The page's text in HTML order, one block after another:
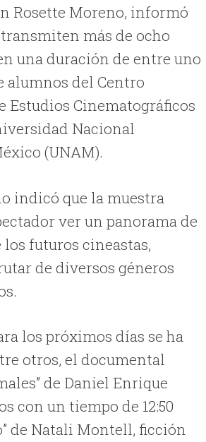
Rosette Moreno, informó
más de ocho
una duración de entre uno
alumnos del Centro
Estudios Cinematográficos
Nacional
(UNAM).
indicó que la muestra
ver un panorama de
futuros cineastas,
de diversos géneros
los próximos días se ha
otros, el documental
de Daniel Enrique
con un tiempo de 12:50
de Natali Montell, ficción